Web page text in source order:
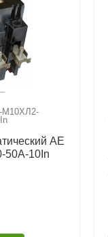
М10ХЛ2-
АЕ
50А-10In